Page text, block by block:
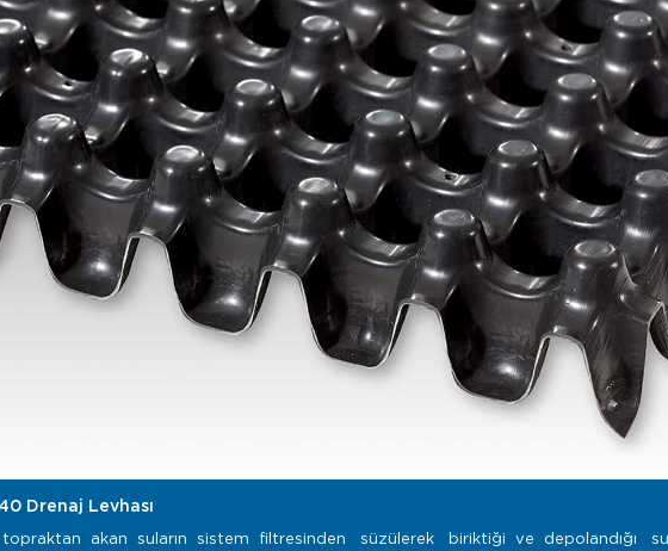
Drenaj Levhası
topraktan akan suların sistem filtresinden süzülerek biriktiği ve depolandığı